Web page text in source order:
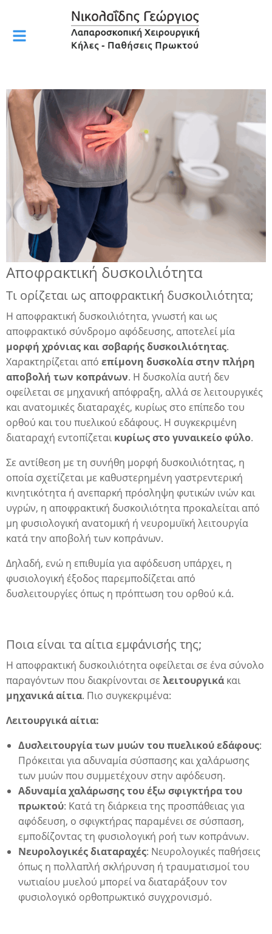
Αποφρακτική δυσκοιλιότητα
Τι ορίζεται ως αποφρακτική δυσκοιλιότητα;
Η αποφρακτική δυσκοιλιότητα, γνωστή και ως
αποφρακτικό σύνδρομο αφόδευσης, αποτελεί μία
μορφή χρόνιας και σοβαρής δυσκοιλιότητας.
Χαρακτηρίζεται από επίμονη δυσκολία στην πλήρη
αποβολή των κοπράνων. Η δυσκολία αυτή δεν
οφείλεται σε μηχανική απόφραξη, αλλά σε λειτουργικές
και ανατομικές διαταραχές, κυρίως στο επίπεδο του
ορθού και του πυελικού εδάφους. Η συγκεκριμένη
διαταραχή εντοπίζεται κυρίως στο γυναικείο φύλο.
Σε αντίθεση με τη συνήθη μορφή δυσκοιλιότητας, η
οποία σχετίζεται με καθυστερημένη γαστρεντερική
κινητικότητα ή ανεπαρκή πρόσληψη φυτικών ινών και
υγρών, η αποφρακτική δυσκοιλιότητα προκαλείται από
μη φυσιολογική ανατομική ή νευρομυϊκή λειτουργία
κατά την αποβολή των κοπράνων.
Δηλαδή, ενώ η επιθυμία για αφόδευση υπάρχει, η
φυσιολογική έξοδος παρεμποδίζεται από
δυσλειτουργίες όπως η πρόπτωση του ορθού κ.ά.
Ποια είναι τα αίτια εμφάνισής της;
Η αποφρακτική δυσκοιλιότητα οφείλεται σε ένα σύνολο
παραγόντων που διακρίνονται σε λειτουργικά και
μηχανικά αίτια. Πιο συγκεκριμένα:
Λειτουργικά αίτια:
Δυσλειτουργία των μυών του πυελικού εδάφους:
Πρόκειται για αδυναμία σύσπασης και χαλάρωσης
των μυών που συμμετέχουν στην αφόδευση.
Αδυναμία χαλάρωσης του έξω σφιγκτήρα του
πρωκτού: Κατά τη διάρκεια της προσπάθειας για
αφόδευση, ο σφιγκτήρας παραμένει σε σύσπαση,
εμποδίζοντας τη φυσιολογική ροή των κοπράνων.
Νευρολογικές διαταραχές: Νευρολογικές παθήσεις
όπως η πολλαπλή σκλήρυνση ή τραυματισμοί του
νωτιαίου μυελού μπορεί να διαταράξουν τον
φυσιολογικό ορθοπρωκτικό συγχρονισμό.